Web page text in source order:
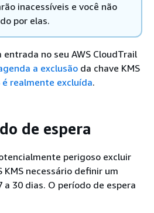
inacessíveis e você não
por elas.
entrada no seu AWS CloudTrail
a exclusão da chave KMS
é realmente excluída.
de espera
perigoso excluir
KMS necessário definir um
a 30 dias. O período de espera